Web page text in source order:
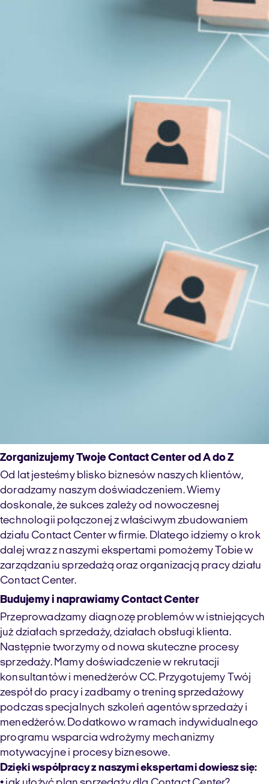
Zorganizujemy Twoje Contact Center od A do Z
Od lat jesteśmy blisko biznesów naszych klientów,
doradzamy naszym doświadczeniem. Wiemy
doskonale, że sukces zależy od nowoczesnej
technologii połączonej z właściwym zbudowaniem
działu Contact Center w firmie. Dlatego idziemy o krok
dalej wraz z naszymi ekspertami pomożemy Tobie w
zarządzaniu sprzedażą oraz organizacją pracy działu
Contact Center.
Budujemy i naprawiamy Contact Center
Przeprowadzamy diagnozę problemów w istniejących
już działach sprzedaży, działach obsługi klienta.
Następnie tworzymy od nowa skuteczne procesy
sprzedaży. Mamy doświadczenie w rekrutacji
konsultantów i menedżerów CC. Przygotujemy Twój
zespół do pracy i zadbamy o trening sprzedażowy
podczas specjalnych szkoleń agentów sprzedaży i
menedżerów. Dodatkowo w ramach indywidualnego
programu wsparcia wdrożymy mechanizmy
motywacyjne i procesy biznesowe.
Dzięki współpracy z naszymi ekspertami dowiesz się: